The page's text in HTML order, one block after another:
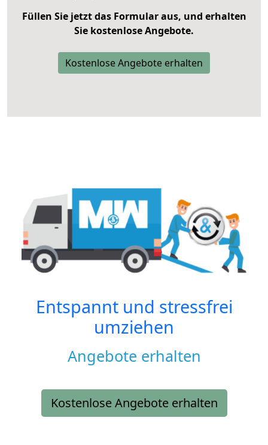
Füllen Sie jetzt das Formular aus, und erhalten
Sie kostenlose Angebote.
Kostenlose Angebote erhalten
Entspannt und stressfrei
umziehen
Angebote erhalten
Kostenlose Angebote erhalten